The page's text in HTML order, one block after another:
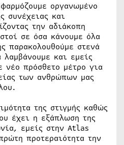
οργανωμένο
συνέχειας και
την αδιάκοπη
σε όσα κάνουμε όλα
παρακολουθούμε στενά
λαμβάνουμε και εμείς
νέο πρόσθετο μέτρο για
των ανθρώπων μας
της στιγμής καθώς
έχει η εξάπλωση της
εμείς στην Atlas
προτεραιότητα την